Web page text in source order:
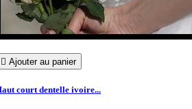
 Ajouter au panier
court dentelle ivoire...